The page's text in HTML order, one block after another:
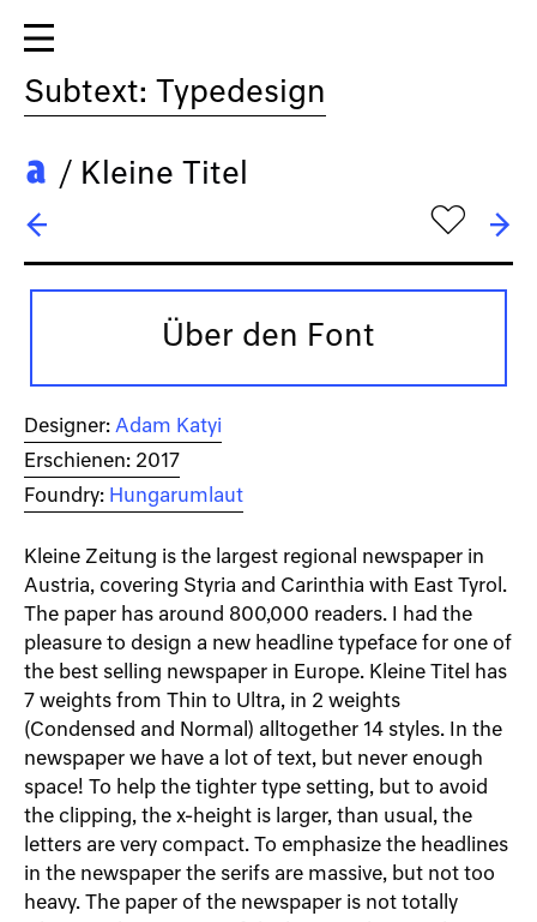
Subtext: Typedesign
/ Kleine Titel
→ Korpus
h
Über den Font
Designer: Adam Katyi
Erschienen: 2017
Foundry: Hungarumlaut
Kleine Zeitung is the largest regional newspaper in
Austria, covering Styria and Carinthia with East Tyrol.
The paper has around 800,000 readers. I had the
pleasure to design a new headline typeface for one of
the best selling newspaper in Europe. Kleine Titel has
7 weights from Thin to Ultra, in 2 weights
(Condensed and Normal) alltogether 14 styles. In the
newspaper we have a lot of text, but never enough
space! To help the tighter type setting, but to avoid
the clipping, the x-height is larger, than usual, the
letters are very compact. To emphasize the headlines
in the newspaper the serifs are massive, but not too
heavy. The paper of the newspaper is not totally